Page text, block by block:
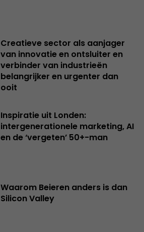
Creatieve sector als aanjager
van innovatie en ontsluiter en
verbinder van industrieën
belangrijker en urgenter dan
ooit
Inspiratie uit Londen:
intergenerationele marketing, AI
en de ‘vergeten’ 50+-man
Waarom Beieren anders is dan
Silicon Valley